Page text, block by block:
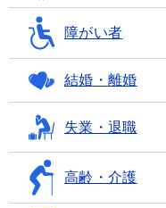
障がい者
結婚・離婚
失業・退職
高齢・介護